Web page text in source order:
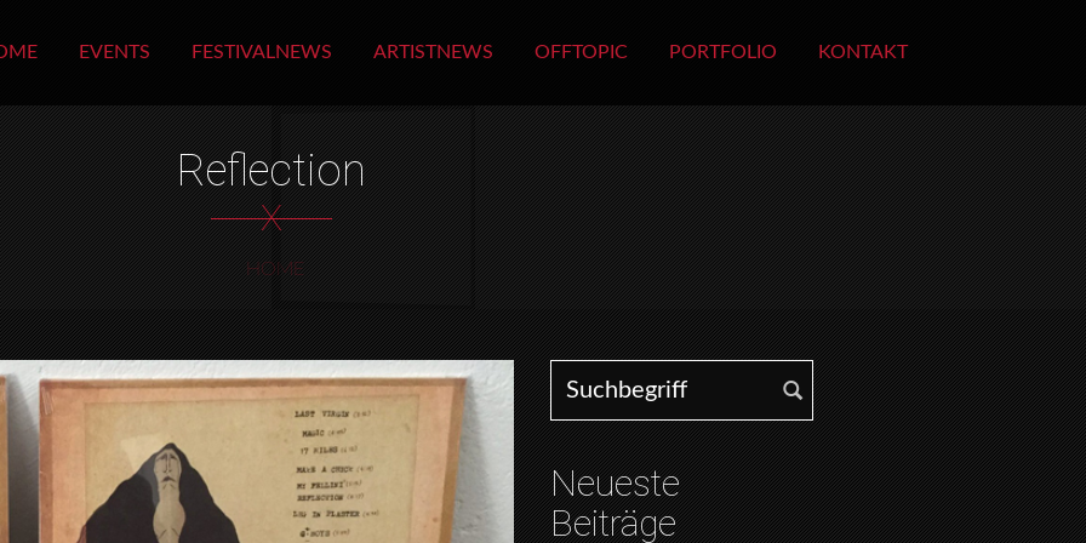
EVENTS FESTIVALNEWS ARTISTNEWS OFFTOPIC PORTFOLIO KONTAKT
Reflection
X
HOME
Search for:
Neueste
Beiträge